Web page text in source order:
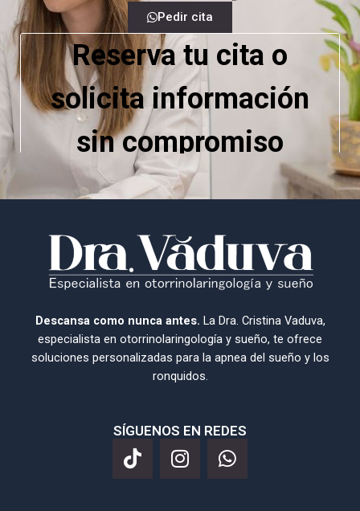
Pedir cita
Descansa como nunca antes. La Dra. Cristina Vaduva,
especialista en otorrinolaringología y sueño, te ofrece
soluciones personalizadas para la apnea del sueño y los
ronquidos.
SÍGUENOS EN REDES